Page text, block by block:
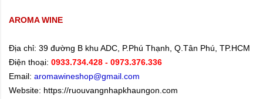
AROMA WINE
Địa chỉ: 39 đường B khu ADC, P.Phú Thạnh, Q.Tân Phú, TP.HCM
Điện thoại: 0933.734.428 - 0973.376.336
Email: aromawineshop@gmail.com
Website: https://ruouvangnhapkhaungon.com